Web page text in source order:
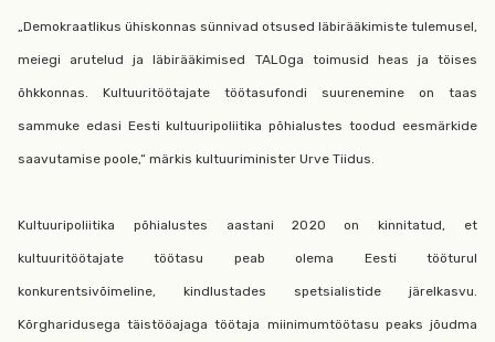
„Demokraatlikus ühiskonnas sünnivad otsused läbirääkimiste tulemusel,
meiegi arutelud ja läbirääkimised TALOga toimusid heas ja töises
õhkkonnas. Kultuuritöötajate töötasufondi suurenemine on taas
sammuke edasi Eesti kultuuripoliitika põhialustes toodud eesmärkide
saavutamise poole,“ märkis kultuuriminister Urve Tiidus.
Kultuuripoliitika põhialustes aastani 2020 on kinnitatud, et
kultuuritöötajate töötasu peab olema Eesti tööturul
konkurentsivõimeline, kindlustades spetsialistide järelkasvu.
Kõrgharidusega täistööajaga töötaja miinimumtöötasu peaks jõudma